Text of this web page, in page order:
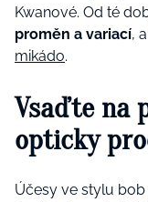
Kwanové. Od té
proměn a variací,
mikádo.
Vsaďte na
opticky
Účesy ve stylu